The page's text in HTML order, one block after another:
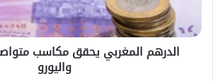
الدرهم المغربي يحقق مكاسب
واليورو